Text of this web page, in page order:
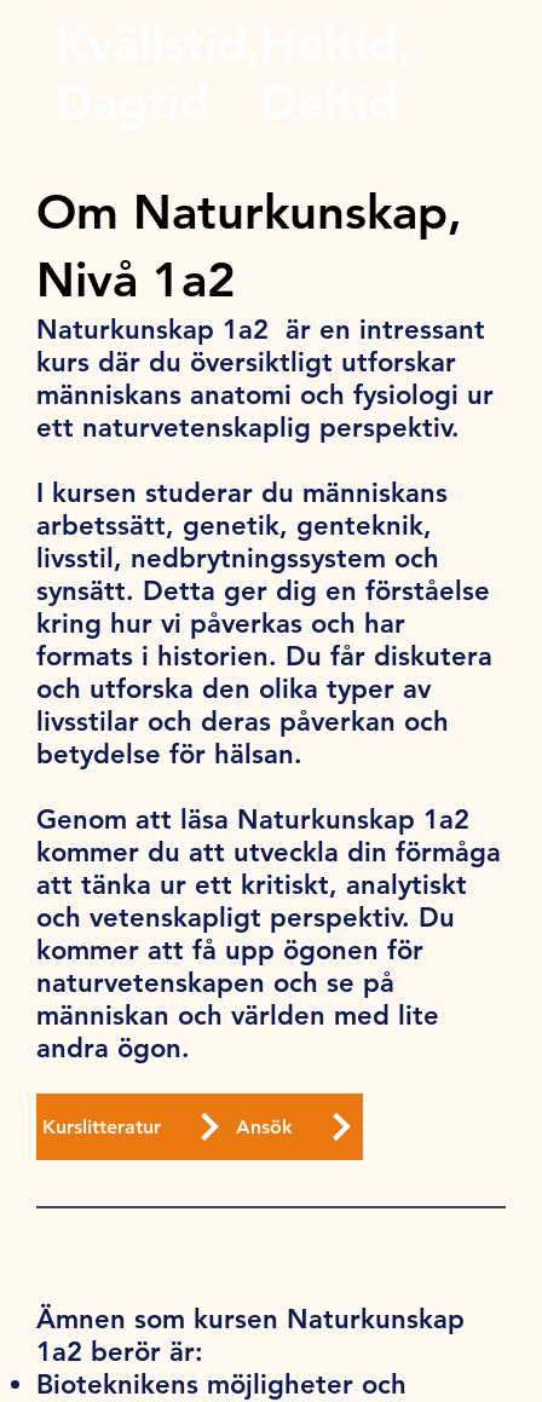
Om Naturkunskap,
Nivå 1a2
Naturkunskap 1a2 är en intressant
kurs där du översiktligt utforskar
människans anatomi och fysiologi ur
ett naturvetenskaplig perspektiv.
I kursen studerar du människans
arbetssätt, genetik, genteknik,
livsstil, nedbrytningssystem och
synsätt. Detta ger dig en förståelse
kring hur vi påverkas och har
formats i historien. Du får diskutera
och utforska den olika typer av
livsstilar och deras påverkan och
betydelse för hälsan.
Genom att läsa Naturkunskap 1a2
kommer du att utveckla din förmåga
att tänka ur ett kritiskt, analytiskt
och vetenskapligt perspektiv. Du
kommer att få upp ögonen för
naturvetenskapen och se på
människan och världen med lite
andra ögon.
Kurslitteratur Ansök
Ämnen som kursen Naturkunskap
1a2 berör är:
Bioteknikens möjligheter och